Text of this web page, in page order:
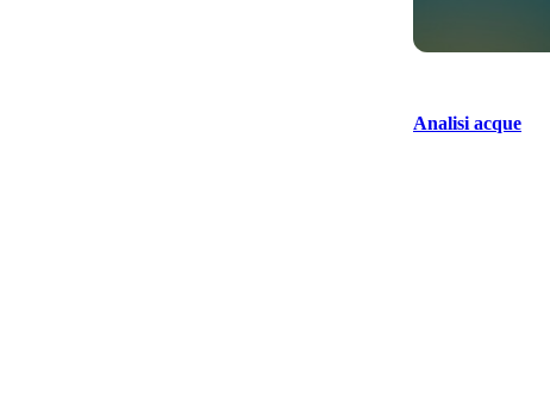
Analisi acque